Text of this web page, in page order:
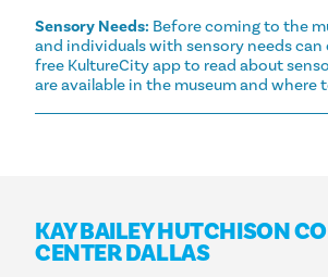
Sensory Needs: Before coming to the
and individuals with sensory needs
free KultureCity app to read about
are available in the museum and where
KAY BAILEY HUTCHISON
CENTER DALLAS